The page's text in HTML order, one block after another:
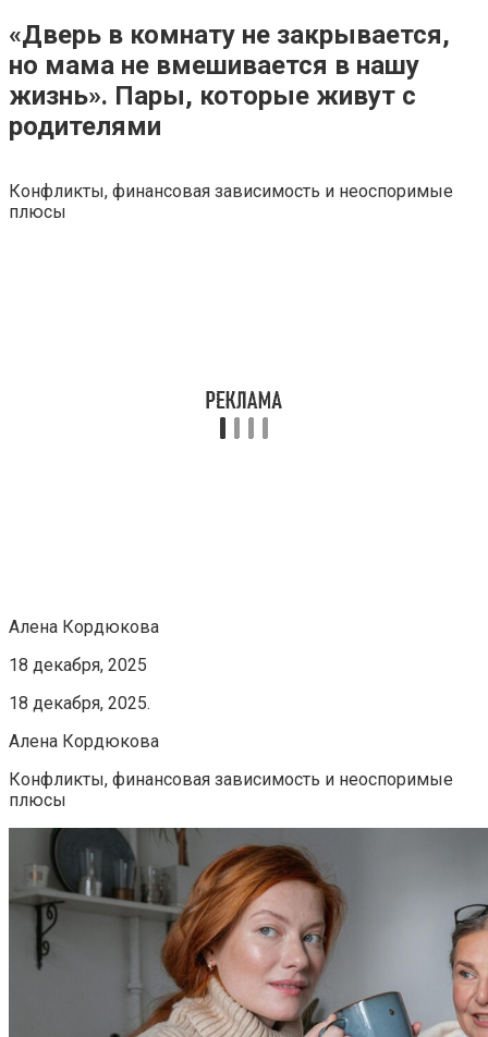
«Дверь в комнату не закрывается,
но мама не вмешивается в нашу
жизнь». Пары, которые живут с
родителями
Конфликты, финансовая зависимость и неоспоримые
плюсы
Алена Кордюкова
18 декабря, 2025
18 декабря, 2025.
Алена Кордюкова
Конфликты, финансовая зависимость и неоспоримые
плюсы